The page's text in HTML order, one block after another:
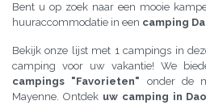
Bent u op zoek naar een mooie
huuraccommodatie in een camping
Bekijk onze lijst met 1 campings in
camping voor uw vakantie! We
campings "Favorieten" onder de
Mayenne. Ontdek uw camping in